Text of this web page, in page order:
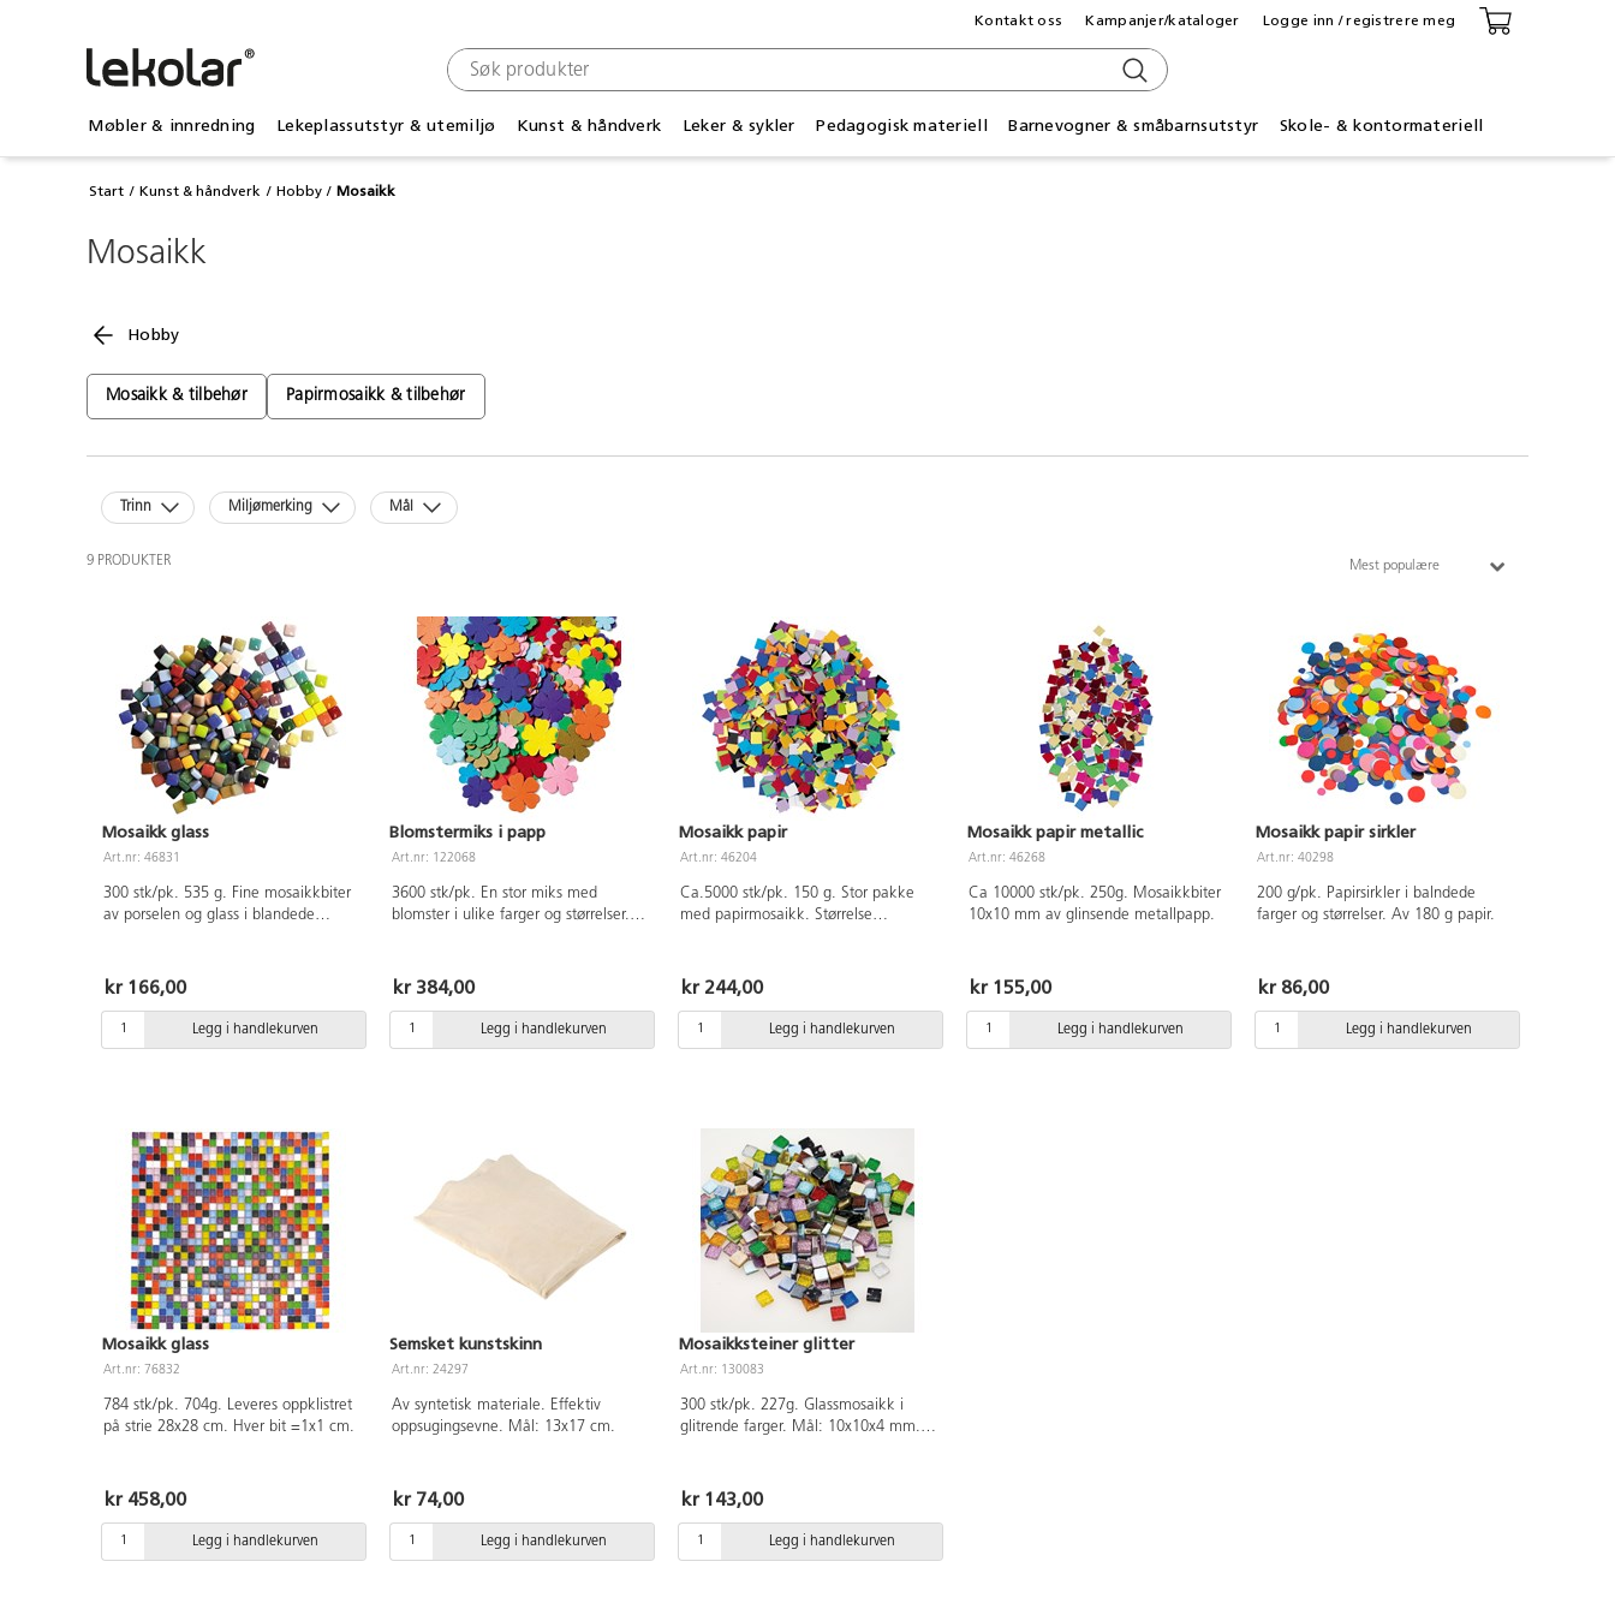
Møbler & innredning Lekeplassutstyr & utemiljø Kunst & håndverk Leker & sykler Pedagogisk materiell Barnevogner & småbarnsutstyr Skole- & kontormateriell
Kontakt oss Kampanjer/kataloger Logge inn / registrere meg
Start Kunst & håndverk Hobby Mosaikk
Mosaikk
Hobby
Mosaikk & tilbehør Papirmosaikk & tilbehør
Trinn Miljømerking Mål
9 PRODUKTER Mest populære
Mosaikk glass
Art.nr: 46831
300 stk/pk. 535 g. Fine mosaikkbiter
av porselen og glass i blandede
kr 166,00
Legg i handlekurven
Blomstermiks i papp
Art.nr: 122068
3600 stk/pk. En stor miks med
blomster i ulike farger og størrelser.
esker mm. Av papir.
kr 384,00
Legg i handlekurven
Mosaikk papir
Art.nr: 46204
Ca.5000 stk/pk. 150 g. Stor pakke
med papirmosaikk. Størrelse
kr 244,00
Legg i handlekurven
Mosaikk papir metallic
Art.nr: 46268
Ca 10000 stk/pk. 250g. Mosaikkbiter
10x10 mm av glinsende metallpapp.
kr 155,00
Legg i handlekurven
Mosaikk papir sirkler
Art.nr: 40298
200 g/pk. Papirsirkler i balndede
farger og størrelser. Av 180 g papir.
kr 86,00
Legg i handlekurven
Mosaikk glass
Art.nr: 76832
784 stk/pk. 704g. Leveres oppklistret
på strie 28x28 cm. Hver bit =1x1 cm.
kr 458,00
Legg i handlekurven
Semsket kunstskinn
Art.nr: 24297
Av syntetisk materiale. Effektiv
oppsugingsevne. Mål: 13x17 cm.
kr 74,00
Legg i handlekurven
Mosaikksteiner glitter
Art.nr: 130083
300 stk/pk. 227g. Glassmosaikk i
glitrende farger. Mål: 10x10x4 mm.
kr 143,00
Legg i handlekurven